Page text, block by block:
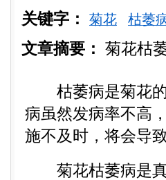
关键字： 菊花 枯萎
文章摘要： 菊花枯
枯萎病是菊花的
病虽然发病率不高
施不及时，将会导
菊花枯萎病是真